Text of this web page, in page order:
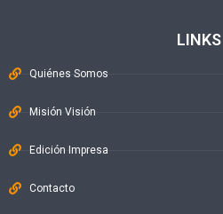
LINKS
Quiénes Somos
Misión Visión
Edición Impresa
Contacto